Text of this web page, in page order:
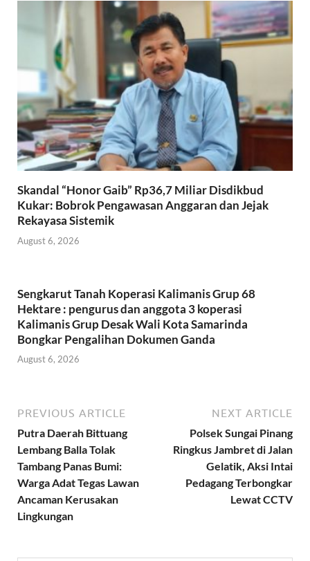
Skandal “Honor Gaib” Rp36,7 Miliar Disdikbud
Kukar: Bobrok Pengawasan Anggaran dan Jejak
Rekayasa Sistemik
August 6, 2026
Sengkarut Tanah Koperasi Kalimanis Grup 68
Hektare : pengurus dan anggota 3 koperasi
Kalimanis Grup Desak Wali Kota Samarinda
Bongkar Pengalihan Dokumen Ganda
August 6, 2026
PREVIOUS ARTICLE
Putra Daerah Bittuang
Lembang Balla Tolak
Tambang Panas Bumi:
Warga Adat Tegas Lawan
Ancaman Kerusakan
Lingkungan
NEXT ARTICLE
Polsek Sungai Pinang
Ringkus Jambret di Jalan
Gelatik, Aksi Intai
Pedagang Terbongkar
Lewat CCTV